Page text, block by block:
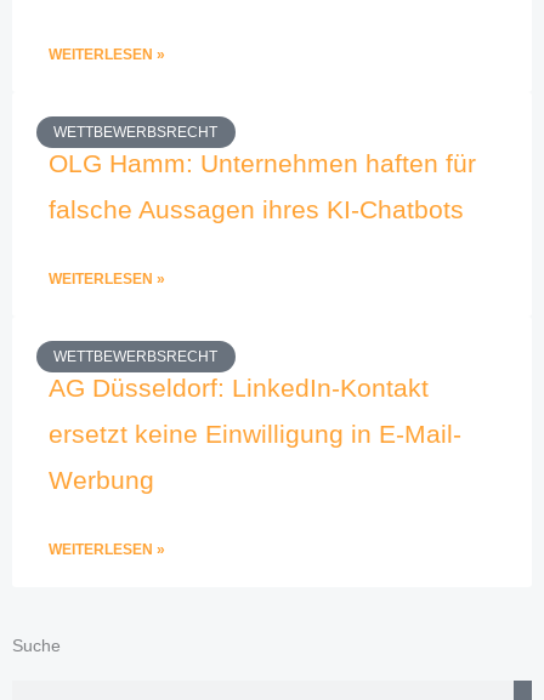
WEITERLESEN »
WETTBEWERBSRECHT
OLG Hamm: Unternehmen haften für
falsche Aussagen ihres KI-Chatbots
WEITERLESEN »
WETTBEWERBSRECHT
AG Düsseldorf: LinkedIn-Kontakt
ersetzt keine Einwilligung in E-Mail-
Werbung
WEITERLESEN »
Suche